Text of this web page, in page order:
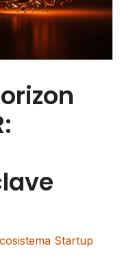
Startup